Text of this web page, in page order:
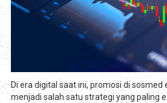
Di era digital saat ini, promosi di
menjadi salah satu strategi yang paling